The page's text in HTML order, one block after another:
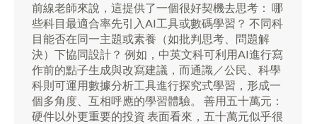
前線老師來說，這提供了一個很好契機去思考： 哪
些科目最適合率先引入AI工具或數碼學習？ 不同科
目能否在同一主題或素養（如批判思考、問題解
決）下協同設計？ 例如，中英文科可利用AI進行寫
作前的點子生成與改寫建議，而通識／公民、科學
科則可運用數據分析工具進行探究式學習，形成一
個多角度、互相呼應的學習體驗。 善用五十萬元：
硬件以外更重要的投資 表面看來，五十萬元似乎很